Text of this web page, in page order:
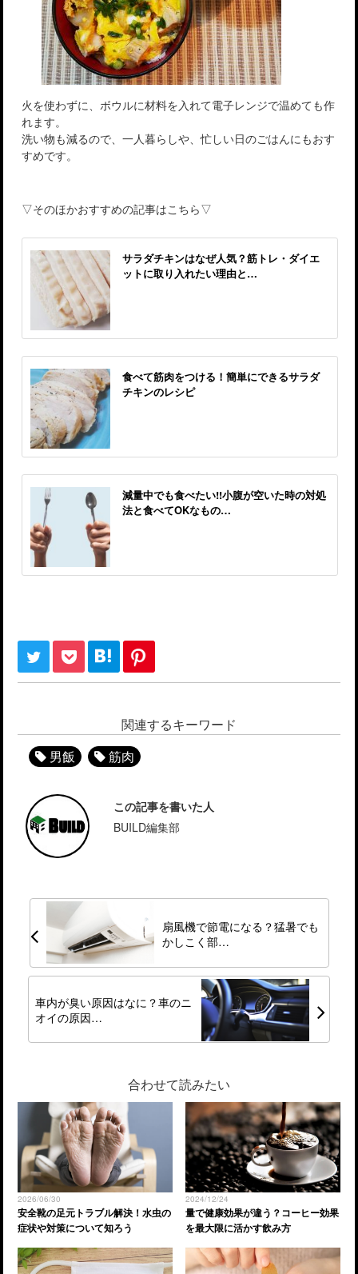
火を使わずに、ボウルに材料を入れて電子レンジで温めても作
れます。
洗い物も減るので、一人暮らしや、忙しい日のごはんにもおす
すめです。
▽そのほかおすすめの記事はこちら▽
サラダチキンはなぜ人気？筋トレ・ダイエ
ットに取り入れたい理由と…
食べて筋肉をつける！簡単にできるサラダ
チキンのレシピ
減量中でも食べたい!!小腹が空いた時の対処
法と食べてOKなもの…
関連するキーワード
男飯
筋肉
この記事を書いた人
BUILD編集部
扇風機で節電になる？猛暑でも
かしこく部…
車内が臭い原因はなに？車のニ
オイの原因…
合わせて読みたい
2026/06/30
安全靴の足元トラブル解決！水虫の
症状や対策について知ろう
2024/12/24
量で健康効果が違う？コーヒー効果
を最大限に活かす飲み方